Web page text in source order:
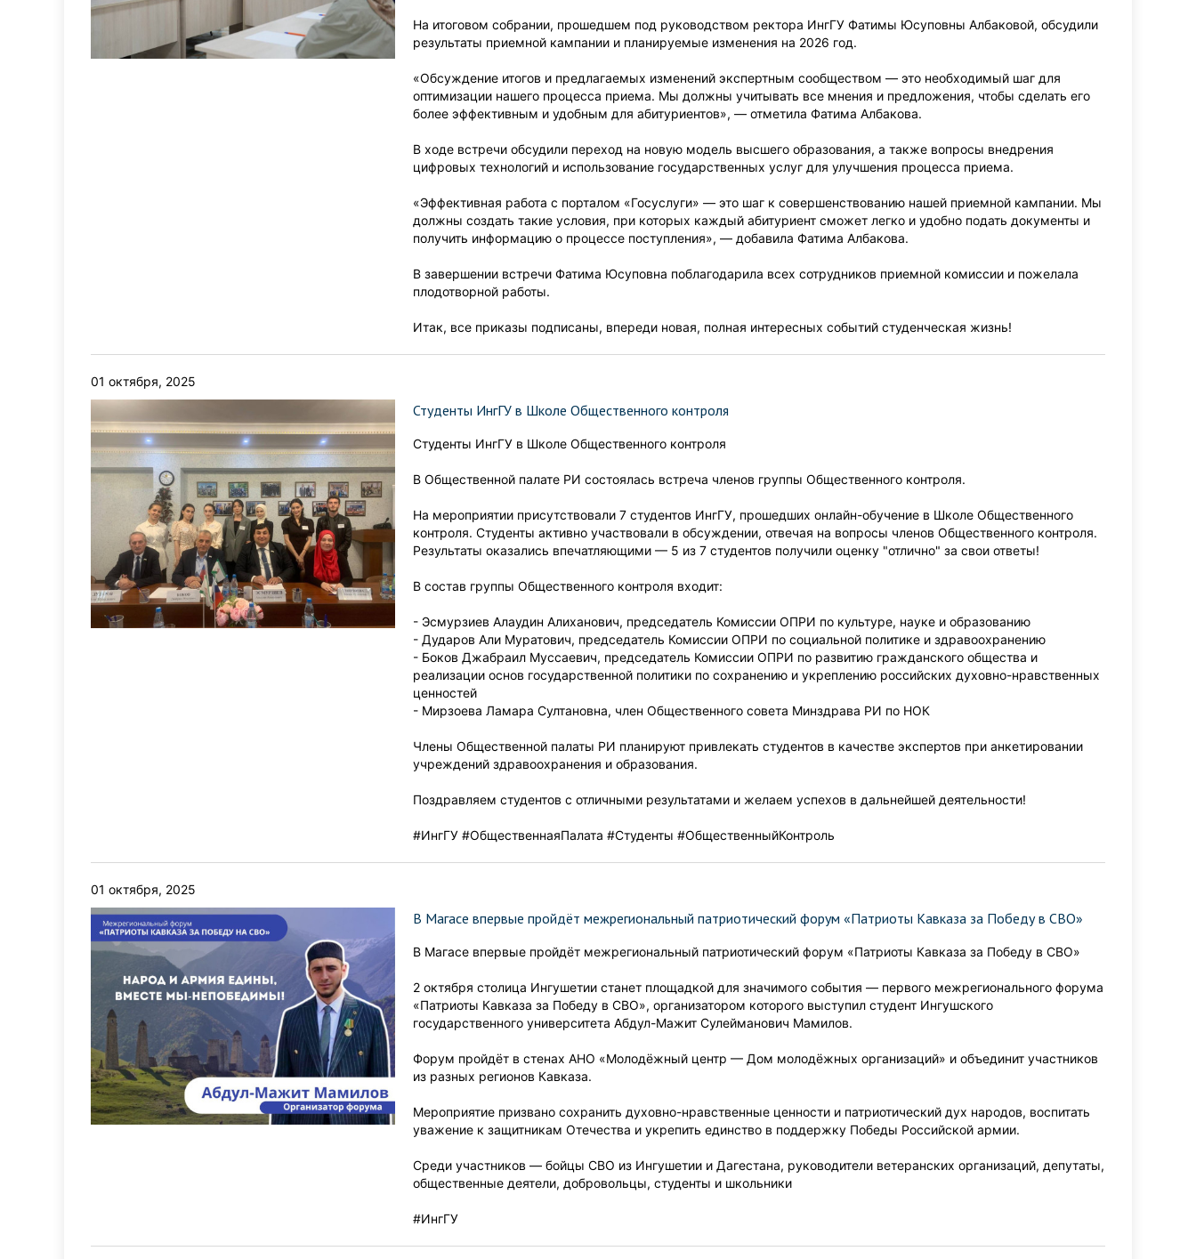
На итоговом собрании, прошедшем под руководством ректора ИнгГУ Фатимы Юсуповны Албаковой, обсудили
результаты приемной кампании и планируемые изменения на 2026 год.
«Обсуждение итогов и предлагаемых изменений экспертным сообществом — это необходимый шаг для
оптимизации нашего процесса приема. Мы должны учитывать все мнения и предложения, чтобы сделать его
более эффективным и удобным для абитуриентов», — отметила Фатима Албакова.
В ходе встречи обсудили переход на новую модель высшего образования, а также вопросы внедрения
цифровых технологий и использование государственных услуг для улучшения процесса приема.
«Эффективная работа с порталом «Госуслуги» — это шаг к совершенствованию нашей приемной кампании. Мы
должны создать такие условия, при которых каждый абитуриент сможет легко и удобно подать документы и
получить информацию о процессе поступления», — добавила Фатима Албакова.
В завершении встречи Фатима Юсуповна поблагодарила всех сотрудников приемной комиссии и пожелала
плодотворной работы.
Итак, все приказы подписаны, впереди новая, полная интересных событий студенческая жизнь!
01 октября, 2025
Студенты ИнгГУ в Школе Общественного контроля
Студенты ИнгГУ в Школе Общественного контроля
В Общественной палате РИ состоялась встреча членов группы Общественного контроля.
На мероприятии присутствовали 7 студентов ИнгГУ, прошедших онлайн-обучение в Школе Общественного
контроля. Студенты активно участвовали в обсуждении, отвечая на вопросы членов Общественного контроля.
Результаты оказались впечатляющими — 5 из 7 студентов получили оценку "отлично" за свои ответы!
В состав группы Общественного контроля входит:
- Эсмурзиев Алаудин Алиханович, председатель Комиссии ОПРИ по культуре, науке и образованию
- Дударов Али Муратович, председатель Комиссии ОПРИ по социальной политике и здравоохранению
- Боков Джабраил Муссаевич, председатель Комиссии ОПРИ по развитию гражданского общества и
реализации основ государственной политики по сохранению и укреплению российских духовно-нравственных
ценностей
- Мирзоева Ламара Султановна, член Общественного совета Минздрава РИ по НОК
Члены Общественной палаты РИ планируют привлекать студентов в качестве экспертов при анкетировании
учреждений здравоохранения и образования.
Поздравляем студентов с отличными результатами и желаем успехов в дальнейшей деятельности!
#ИнгГУ #ОбщественнаяПалата #Студенты #ОбщественныйКонтроль
01 октября, 2025
В Магасе впервые пройдёт межрегиональный патриотический форум «Патриоты Кавказа за Победу в СВО»
В Магасе впервые пройдёт межрегиональный патриотический форум «Патриоты Кавказа за Победу в СВО»
2 октября столица Ингушетии станет площадкой для значимого события — первого межрегионального форума
«Патриоты Кавказа за Победу в СВО», организатором которого выступил студент Ингушского
государственного университета Абдул-Мажит Сулейманович Мамилов.
Форум пройдёт в стенах АНО «Молодёжный центр — Дом молодёжных организаций» и объединит участников
из разных регионов Кавказа.
Мероприятие призвано сохранить духовно-нравственные ценности и патриотический дух народов, воспитать
уважение к защитникам Отечества и укрепить единство в поддержку Победы Российской армии.
Среди участников — бойцы СВО из Ингушетии и Дагестана, руководители ветеранских организаций, депутаты,
общественные деятели, добровольцы, студенты и школьники
#ИнгГУ